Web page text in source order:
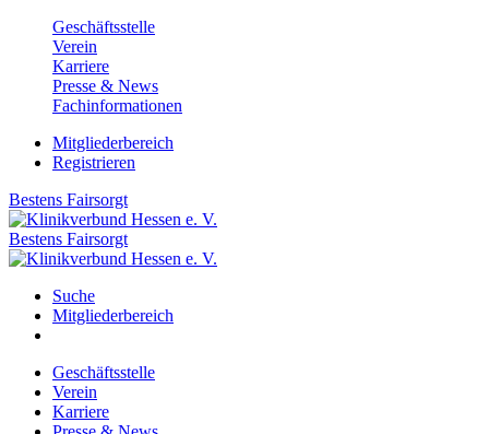
Geschäftsstelle
Verein
Karriere
Presse & News
Fachinformationen
Mitgliederbereich
Registrieren
Bestens Fairsorgt
Bestens Fairsorgt
Suche
Mitgliederbereich
Geschäftsstelle
Verein
Karriere